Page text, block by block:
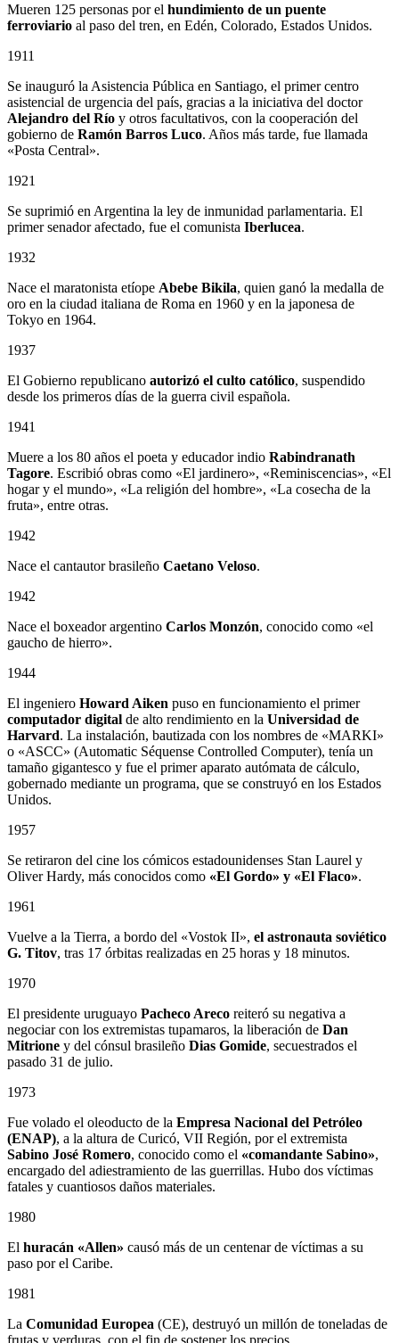
Mueren 125 personas por el hundimiento de un puente
ferroviario al paso del tren, en Edén, Colorado, Estados Unidos.
1911
Se inauguró la Asistencia Pública en Santiago, el primer centro
asistencial de urgencia del país, gracias a la iniciativa del doctor
Alejandro del Río y otros facultativos, con la cooperación del
gobierno de Ramón Barros Luco. Años más tarde, fue llamada
«Posta Central».
1921
Se suprimió en Argentina la ley de inmunidad parlamentaria. El
primer senador afectado, fue el comunista Iberlucea.
1932
Nace el maratonista etíope Abebe Bikila, quien ganó la medalla de
oro en la ciudad italiana de Roma en 1960 y en la japonesa de
Tokyo en 1964.
1937
El Gobierno republicano autorizó el culto católico, suspendido
desde los primeros días de la guerra civil española.
1941
Muere a los 80 años el poeta y educador indio Rabindranath
Tagore. Escribió obras como «El jardinero», «Reminiscencias», «El
hogar y el mundo», «La religión del hombre», «La cosecha de la
fruta», entre otras.
1942
Nace el cantautor brasileño Caetano Veloso.
1942
Nace el boxeador argentino Carlos Monzón, conocido como «el
gaucho de hierro».
1944
El ingeniero Howard Aiken puso en funcionamiento el primer
computador digital de alto rendimiento en la Universidad de
Harvard. La instalación, bautizada con los nombres de «MARKI»
o «ASCC» (Automatic Séquense Controlled Computer), tenía un
tamaño gigantesco y fue el primer aparato autómata de cálculo,
gobernado mediante un programa, que se construyó en los Estados
Unidos.
1957
Se retiraron del cine los cómicos estadounidenses Stan Laurel y
Oliver Hardy, más conocidos como «El Gordo» y «El Flaco».
1961
Vuelve a la Tierra, a bordo del «Vostok II», el astronauta soviético
G. Titov, tras 17 órbitas realizadas en 25 horas y 18 minutos.
1970
El presidente uruguayo Pacheco Areco reiteró su negativa a
negociar con los extremistas tupamaros, la liberación de Dan
Mitrione y del cónsul brasileño Dias Gomide, secuestrados el
pasado 31 de julio.
1973
Fue volado el oleoducto de la Empresa Nacional del Petróleo
(ENAP), a la altura de Curicó, VII Región, por el extremista
Sabino José Romero, conocido como el «comandante Sabino»,
encargado del adiestramiento de las guerrillas. Hubo dos víctimas
fatales y cuantiosos daños materiales.
1980
El huracán «Allen» causó más de un centenar de víctimas a su
paso por el Caribe.
1981
La Comunidad Europea (CE), destruyó un millón de toneladas de
frutas y verduras, con el fin de sostener los precios.